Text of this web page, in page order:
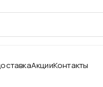
АкцииКонтакты